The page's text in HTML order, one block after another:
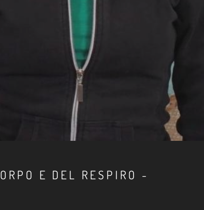
E DEL RESPIRO -